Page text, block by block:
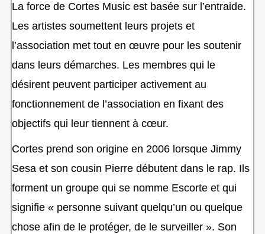
La force de Cortes Music est basée sur l’entraide.
Les artistes soumettent leurs projets et
l’association met tout en œuvre pour les soutenir
dans leurs démarches. Les membres qui le
désirent peuvent participer activement au
fonctionnement de l’association en fixant des
objectifs qui leur tiennent à cœur.
Cortes prend son origine en 2006 lorsque Jimmy
Sesa et son cousin Pierre débutent dans le rap. Ils
forment un groupe qui se nomme Escorte et qui
signifie « personne suivant quelqu’un ou quelque
chose afin de le protéger, de le surveiller ». Son